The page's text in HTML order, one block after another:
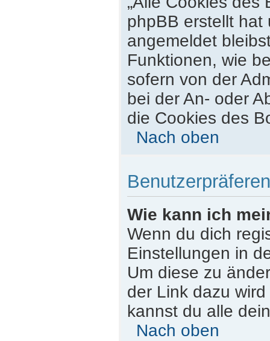
phpBB erstellt hat
angemeldet
Funktionen, wie
sofern von der
bei der An- oder
die Cookies des
Nach oben
Wie kann ich
Wenn du dich
Einstellungen in
Um diese zu
der Link dazu
kannst du alle
Nach oben